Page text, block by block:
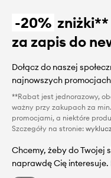
-20%
za zapis do
Dołącz do naszej
najnowszych
**Rabat jest jednorazowy,
ważny przy zakupach za
promocjami, a niektóre
Szczegóły na stronie:
Chcemy, żeby do Twojej
naprawdę Cię interesuje.